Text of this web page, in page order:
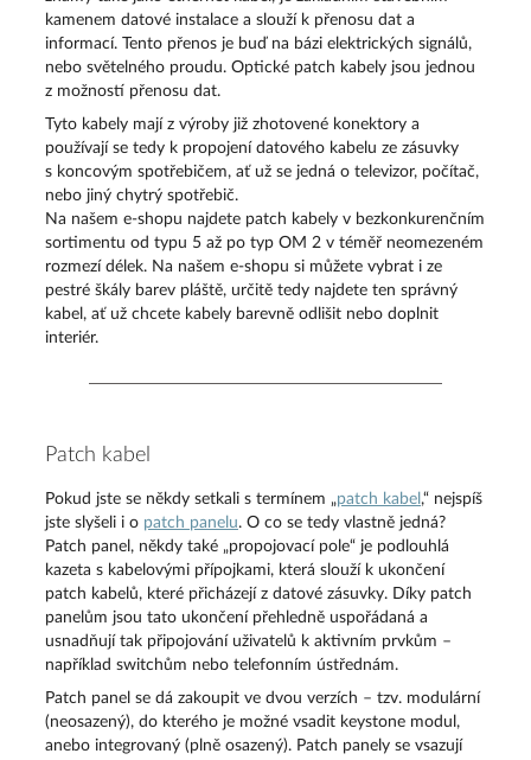
kamenem datové instalace a slouží k přenosu dat a
informací. Tento přenos je buď na bázi elektrických signálů,
nebo světelného proudu. Optické patch kabely jsou jednou
z možností přenosu dat.
Tyto kabely mají z výroby již zhotovené konektory a
používají se tedy k propojení datového kabelu ze zásuvky
s koncovým spotřebičem, ať už se jedná o televizor, počítač,
nebo jiný chytrý spotřebič.
Na našem e-shopu najdete patch kabely v bezkonkurenčním
sortimentu od typu 5 až po typ OM 2 v téměř neomezeném
rozmezí délek. Na našem e-shopu si můžete vybrat i ze
pestré škály barev pláště, určitě tedy najdete ten správný
kabel, ať už chcete kabely barevně odlišit nebo doplnit
interiér.
Patch kabel
Pokud jste se někdy setkali s termínem „patch kabel ,“ nejspíš
jste slyšeli i o patch panelu. O co se tedy vlastně jedná?
Patch panel, někdy také „propojovací pole“ je podlouhlá
kazeta s kabelovými přípojkami, která slouží k ukončení
patch kabelů, které přicházejí z datové zásuvky. Díky patch
panelům jsou tato ukončení přehledně uspořádaná a
usnadňují tak připojování uživatelů k aktivním prvkům –
například switchům nebo telefonním ústřednám.
Patch panel se dá zakoupit ve dvou verzích – tzv. modulární
(neosazený), do kterého je možné vsadit keystone modul,
anebo integrovaný (plně osazený). Patch panely se vsazují